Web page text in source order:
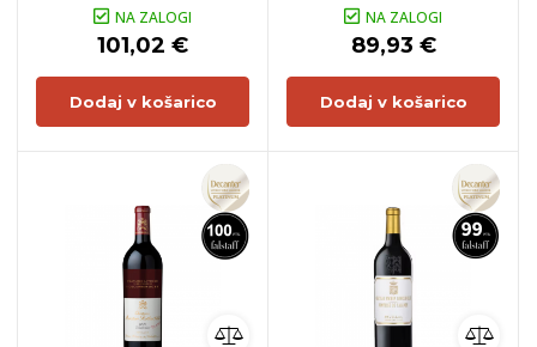
NA ZALOGI
101,02 €
Dodaj v košarico
NA ZALOGI
89,93 €
Dodaj v košarico